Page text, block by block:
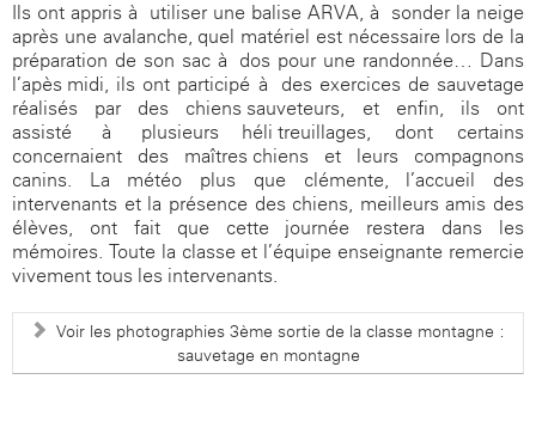
Ils ont appris à utiliser une balise ARVA, à sonder la neige
après une avalanche, quel matériel est nécessaire lors de la
préparation de son sac à dos pour une randonnée… Dans
l’apès-midi, ils ont participé à des exercices de sauvetage
réalisés par des chiens-sauveteurs, et enfin, ils ont
assisté à plusieurs héli-treuillages, dont certains
concernaient des maîtres-chiens et leurs compagnons
canins. La météo plus que clémente, l’accueil des
intervenants et la présence des chiens, meilleurs amis des
élèves, ont fait que cette journée restera dans les
mémoires. Toute la classe et l’équipe enseignante remercie
vivement tous les intervenants.
Voir les photographies 3ème sortie de la classe montagne :
sauvetage en montagne